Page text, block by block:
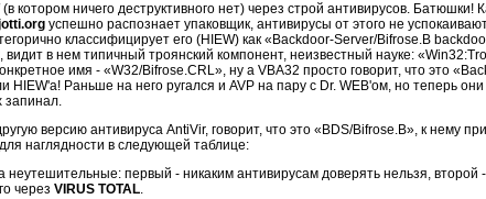
котором ничего деструктивного нет) через строй антивирусов. Батюшки!
успешно распознает упаковщик, антивирусы от этого не
классифицирует его (HIEW) как «Backdoor-Server/Bifrose.B
видит в нем типичный троянский компонент, неизвестный науке:
имя - «W32/Bifrose.CRL», ну а VBA32 просто говорит, что это
HIEW'а! Раньше на него ругался и AVP на пару с Dr. WEB'ом, но теперь
запинал.
версию антивируса AntiVir, говорит, что это «BDS/Bifrose.B», к нему
наглядности в следующей таблице:
первый - никаким антивирусам доверять нельзя, второй
через VIRUS TOTAL.